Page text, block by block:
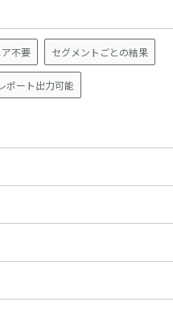
不要 セグメントごとの結果
レポート出力可能